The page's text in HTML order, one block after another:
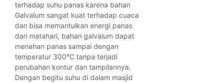
terhadap suhu panas karena bahan
Galvalum sangat kuat terhadap cuaca
dan bisa memantulkan energi panas
dari matahari, bahan galvalum dapat
menahan panas sampai dengan
temperatur 300°C tanpa terjadi
perubahan kontur dan tampilannya.
Dengan begitu suhu di dalam masjid